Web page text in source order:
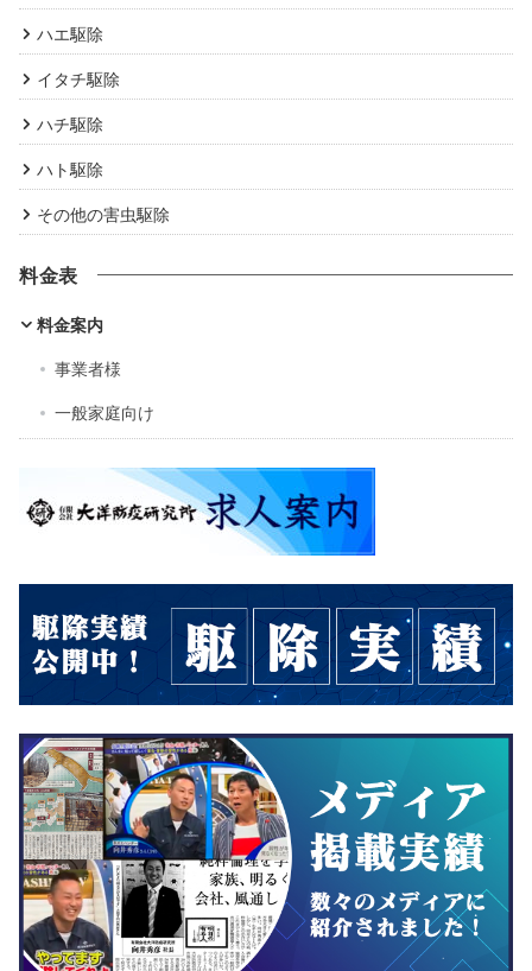
ハエ駆除
イタチ駆除
ハチ駆除
ハト駆除
その他の害虫駆除
料金表
料金案内
事業者様
一般家庭向け